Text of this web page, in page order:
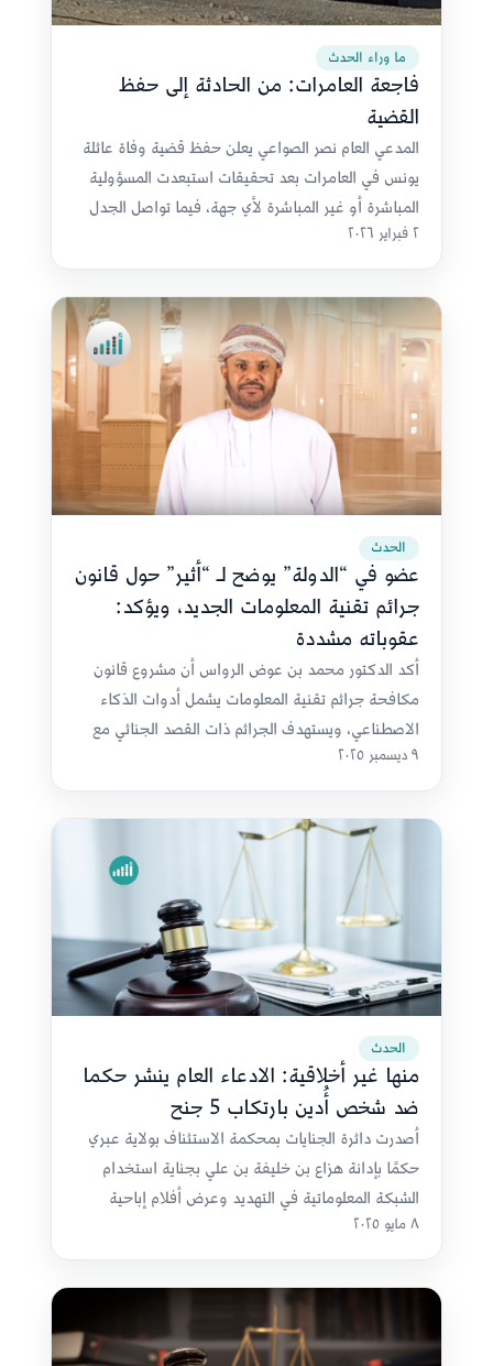
ما وراء الحدث
فاجعة العامرات: من الحادثة إلى حفظ
القضية
المدعي العام نصر الصواعي يعلن حفظ قضية وفاة عائلة
يونس في العامرات بعد تحقيقات استبعدت المسؤولية
المباشرة أو غير المباشرة لأي جهة، فيما تواصل الجدل
حول العدادات مسبقة الدفع ومسؤولية شركة نماء
٢ فبراير ٢٠٢٦
الحدث
عضو في “الدولة” يوضح لـ “أثير” حول قانون
جرائم تقنية المعلومات الجديد، ويؤكد:
عقوباته مشددة
أكد الدكتور محمد بن عوض الرواس أن مشروع قانون
مكافحة جرائم تقنية المعلومات يشمل أدوات الذكاء
الاصطناعي، ويستهدف الجرائم ذات القصد الجنائي مع
صون حرية التعبير.
٩ ديسمبر ٢٠٢٥
الحدث
منها غير أخلاقية: الادعاء العام ينشر حكما
ضد شخص أُدين بارتكاب 5 جنح
أصدرت دائرة الجنايات بمحكمة الاستئناف بولاية عبري
حكمًا بإدانة هزاع بن خليفة بن علي بجناية استخدام
الشبكة المعلوماتية في التهديد وعرض أفلام إباحية
لحدث
٨ مايو ٢٠٢٥